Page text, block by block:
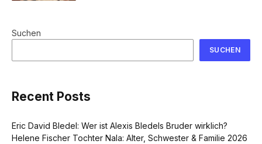
Suchen
SUCHEN
Recent Posts
Eric David Bledel: Wer ist Alexis Bledels Bruder wirklich?
Helene Fischer Tochter Nala: Alter, Schwester & Familie 2026